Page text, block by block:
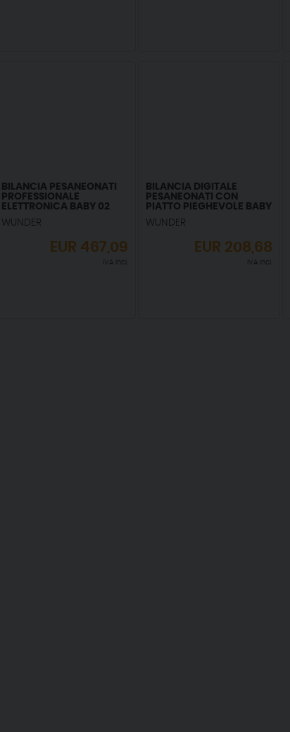
BILANCIA PESANEONATI
PROFESSIONALE
ELETTRONICA BABY 02
WUNDER
EUR 467,09
IVA incl.
BILANCIA DIGITALE
PESANEONATI CON
PIATTO PIEGHEVOLE BABY
WUNDER
EUR 208,68
IVA incl.